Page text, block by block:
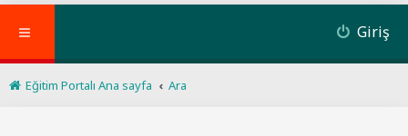
Giriş
Eğitim Portalı Ana sayfa Ara